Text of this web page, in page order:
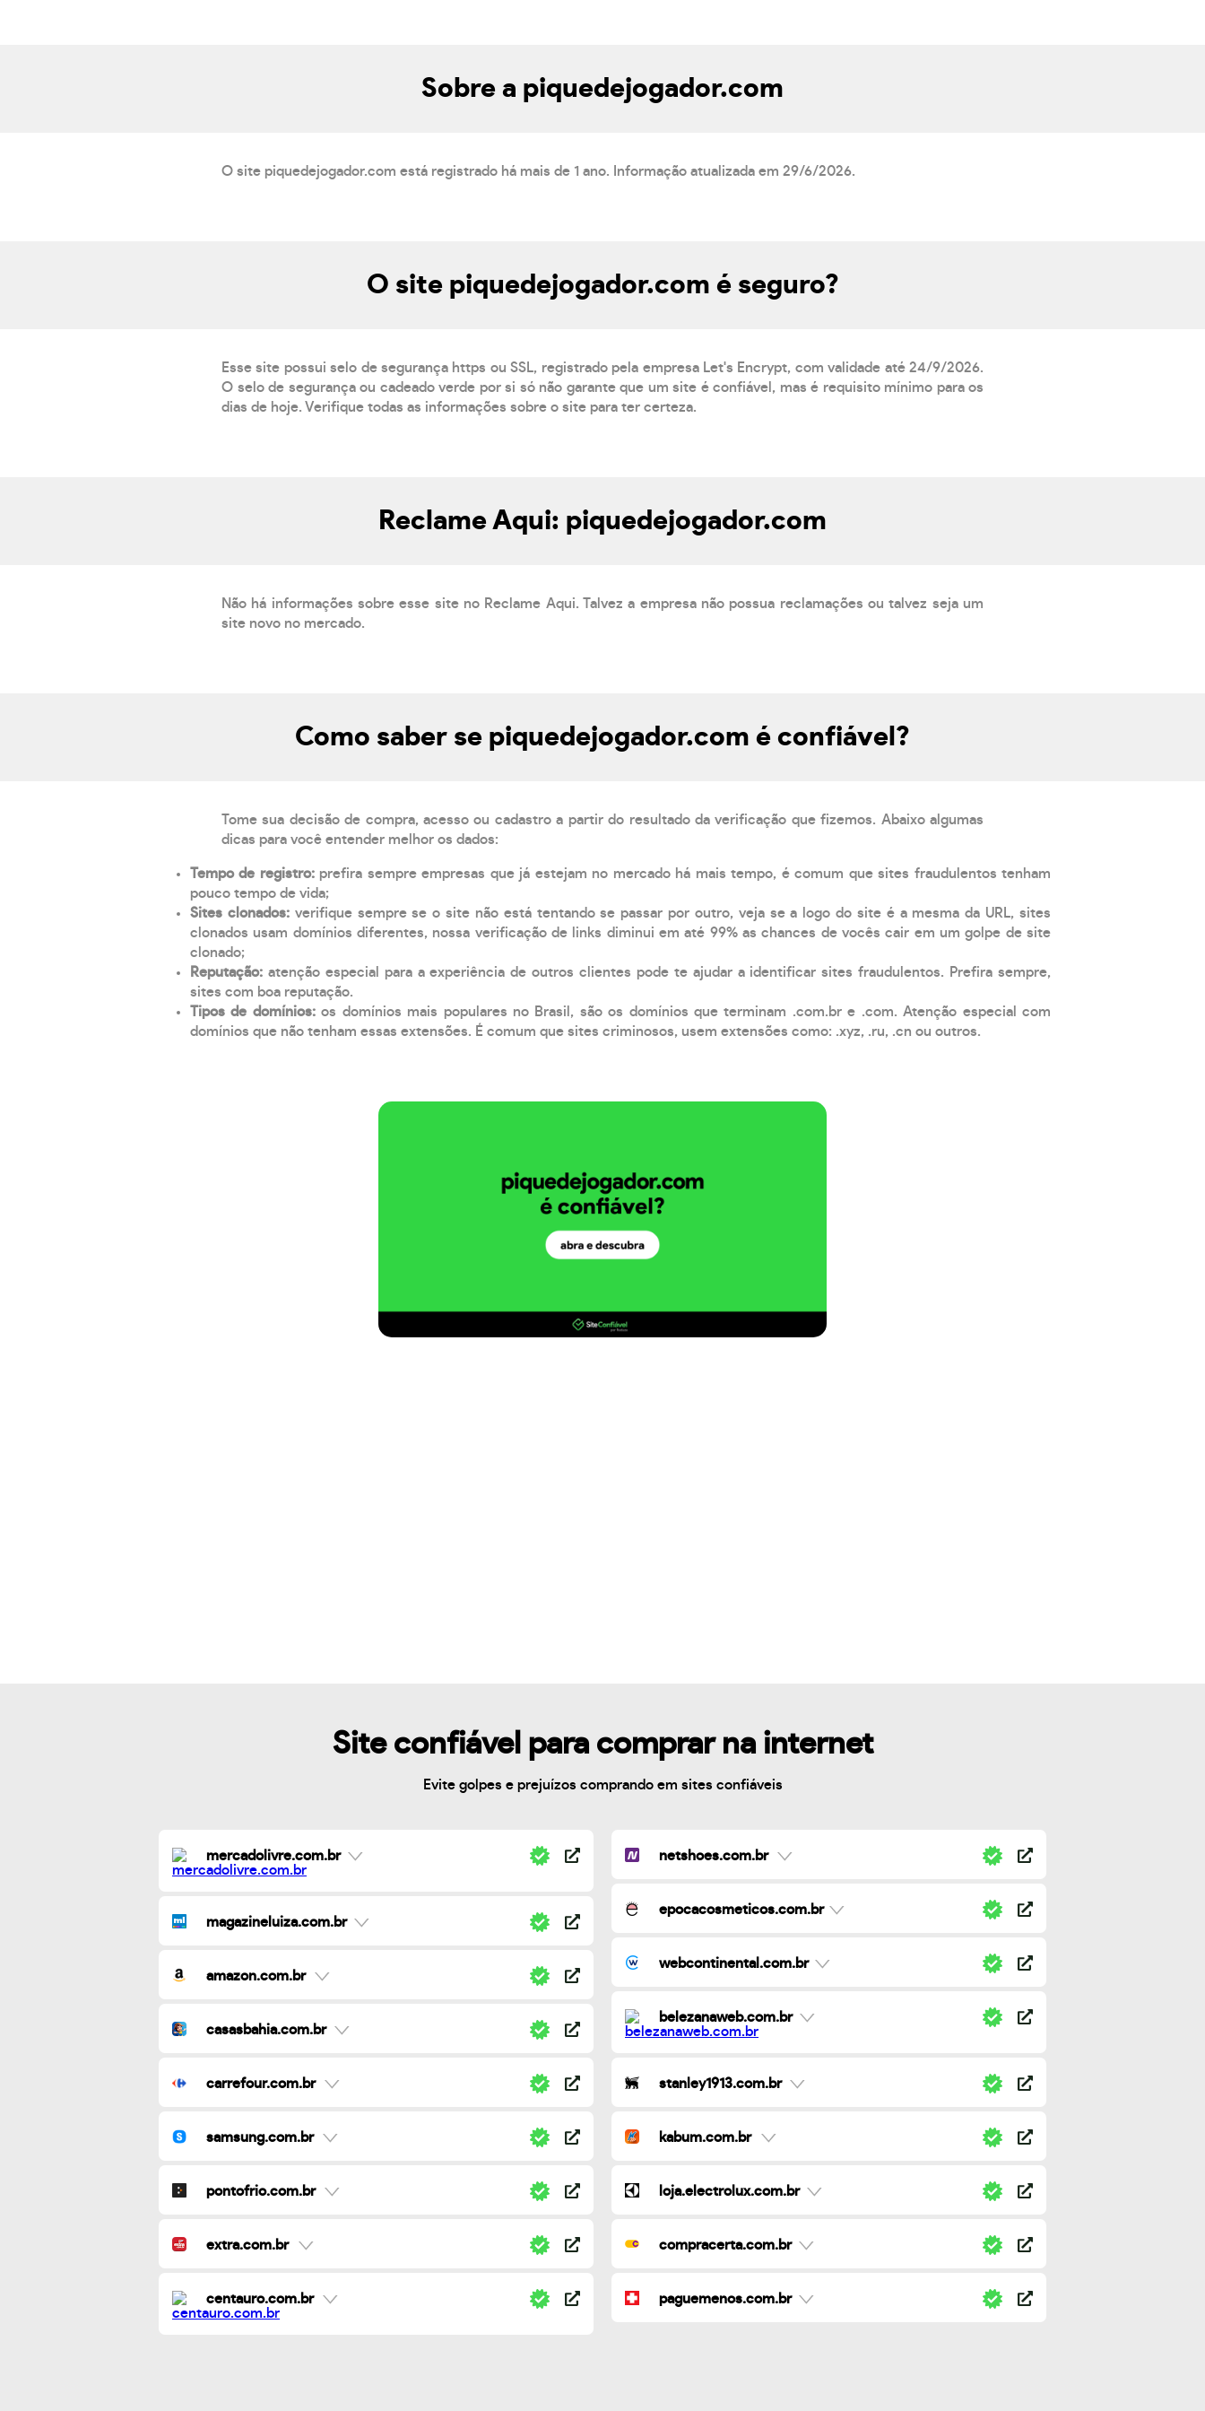
Sobre a piquedejogador.com
O site piquedejogador.com está registrado há mais de 1 ano. Informação atualizada em 29/6/2026.
O site piquedejogador.com é seguro?
Esse site possui selo de segurança https ou SSL, registrado pela empresa Let's Encrypt, com validade até 24/9/2026.
O selo de segurança ou cadeado verde por si só não garante que um site é confiável, mas é requisito mínimo para os
dias de hoje. Verifique todas as informações sobre o site para ter certeza.
Reclame Aqui: piquedejogador.com
Não há informações sobre esse site no Reclame Aqui. Talvez a empresa não possua reclamações ou talvez seja um
site novo no mercado.
Como saber se piquedejogador.com é confiável?
Tome sua decisão de compra, acesso ou cadastro a partir do resultado da verificação que fizemos. Abaixo algumas
dicas para você entender melhor os dados:
Tempo de registro: prefira sempre empresas que já estejam no mercado há mais tempo, é comum que sites fraudulentos tenham
pouco tempo de vida;
Sites clonados: verifique sempre se o site não está tentando se passar por outro, veja se a logo do site é a mesma da URL, sites
clonados usam domínios diferentes, nossa verificação de links diminui em até 99% as chances de vocês cair em um golpe de site
clonado;
Reputação: atenção especial para a experiência de outros clientes pode te ajudar a identificar sites fraudulentos. Prefira sempre,
sites com boa reputação.
Tipos de domínios:os domínios mais populares no Brasil, são os domínios que terminam .com.br e .com. Atenção especial com
domínios que não tenham essas extensões. É comum que sites criminosos, usem extensões como: .xyz, .ru, .cn ou outros.
Site confiável para comprar na internet
Evite golpes e prejuízos comprando em sites confiáveis
mercadolivre.com.br
magazineluiza.com.br
amazon.com.br
casasbahia.com.br
carrefour.com.br
samsung.com.br
pontofrio.com.br
extra.com.br
centauro.com.br
netshoes.com.br
epocacosmeticos.com.br
webcontinental.com.br
belezanaweb.com.br
stanley1913.com.br
kabum.com.br
loja.electrolux.com.br
compracerta.com.br
paguemenos.com.br